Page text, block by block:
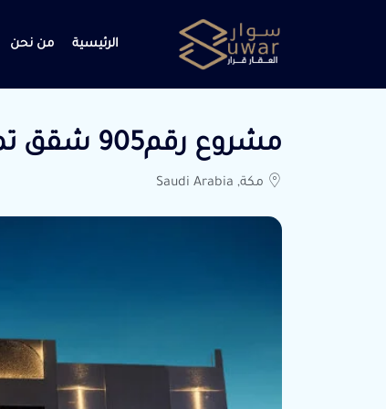
الرئيسية من نحن
مشروع رقم905 شقق تمليك الموقع مكة الشرايع 2
مكة, Saudi Arabia